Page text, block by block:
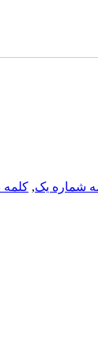
شماره یک, کلمه